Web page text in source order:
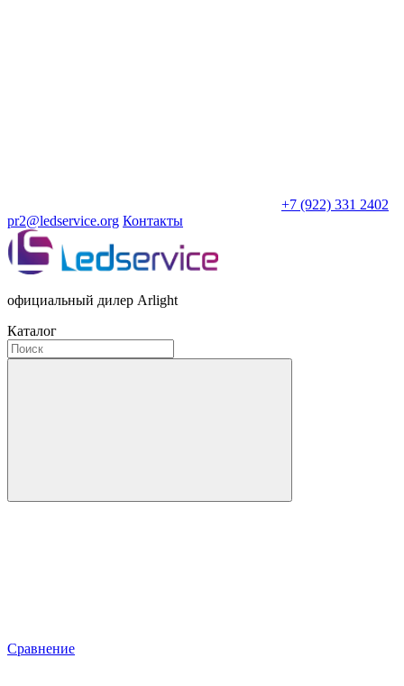
+7 (922) 331 2402
pr2@ledservice.org Контакты
официальный дилер Arlight
Каталог
Сравнение